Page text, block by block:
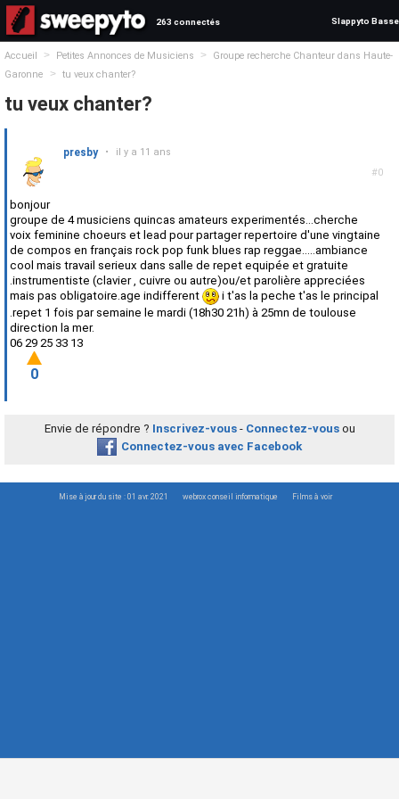
263 connectés Slappyto Basse
Accueil > Petites Annonces de Musiciens >
Groupe recherche Chanteur dans Haute-
Garonne
> tu veux chanter?
tu veux chanter?
#0
presby • il y a 11 ans
bonjour
groupe de 4 musiciens quincas amateurs experimentés...cherche
voix feminine choeurs et lead pour partager repertoire d'une vingtaine
de compos en français rock pop funk blues rap reggae.....ambiance
cool mais travail serieux dans salle de repet equipée et gratuite
.instrumentiste (clavier , cuivre ou autre)ou/et parolière appreciées
mais pas obligatoire.age indifferent
i t'as la peche t'as le principal
.repet 1 fois par semaine le mardi (18h30 21h) à 25mn de toulouse
direction la mer.
06 29 25 33 13
0
Envie de répondre ? Inscrivez-vous- Connectez-vousou
Connectez-vous avec Facebook
Mise à jour du site : 01 avr. 2021 webrox conseil informatique Films à voir